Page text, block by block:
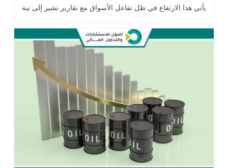
يأتي هذا الارتفاع في ظل تفاعل الأسواق مع تقارير تشير إلى نية